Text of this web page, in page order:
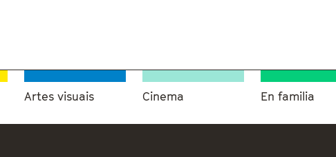
Artes visuais Cinema En familia